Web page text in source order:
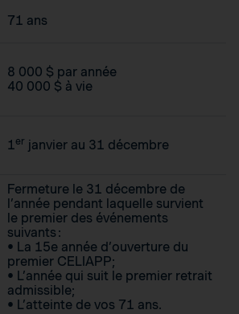
71 ans
8 000 $ par année
40 000 $ à vie
1er janvier au 31 décembre
Fermeture le 31 décembre de
l’année pendant laquelle survient
le premier des événements
suivants :
• La 15e année d’ouverture du
premier CELIAPP;
• L’année qui suit le premier retrait
admissible;
• L’atteinte de vos 71 ans.